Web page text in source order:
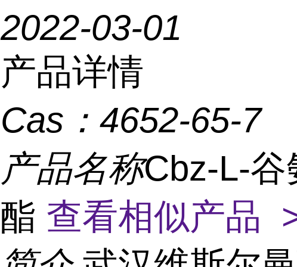
2022-03-01
产品详情
Cas： 4652-65-7
产品名称Cbz-L-谷
酯 查看相似产品